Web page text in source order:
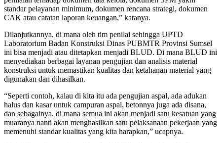
standar pelayanan minimum, dokumen rencana strategi, dokumen
CAK atau catatan laporan keuangan,” katanya.
Dilanjutkannya, di mana oleh tim penilai sehingga UPTD
Laboratorium Badan Konstruksi Dinas PUBMTR Provinsi Sumsel
ini bisa menjadi atau ditetapkan menjadi BLUD. Di mana BLUD ini
menyediakan berbagai layanan pengujian dan analisis material
konstruksi untuk memastikan kualitas dan ketahanan material yang
digunakan dan dihasilkan.
“Seperti contoh, kalau di kita itu ada pengujian aspal, ada adukan
halus dan kasar untuk campuran aspal, betonnya juga ada disana,
dan sebagainya, di mana semua ini akan menjadi satu kesatuan yang
muaranya nanti akan menghasilkan satu pelaksanaan pekerjaan yang
memenuhi standar kualitas yang kita harapkan,” ucapnya.